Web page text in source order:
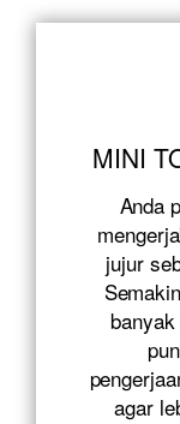
MINI
Anda
jujur
agar